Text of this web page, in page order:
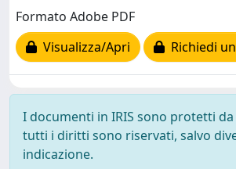
Formato Adobe PDF
Visualizza/Apri
Richiedi
I documenti in IRIS sono protetti
tutti i diritti sono riservati, salvo
indicazione.